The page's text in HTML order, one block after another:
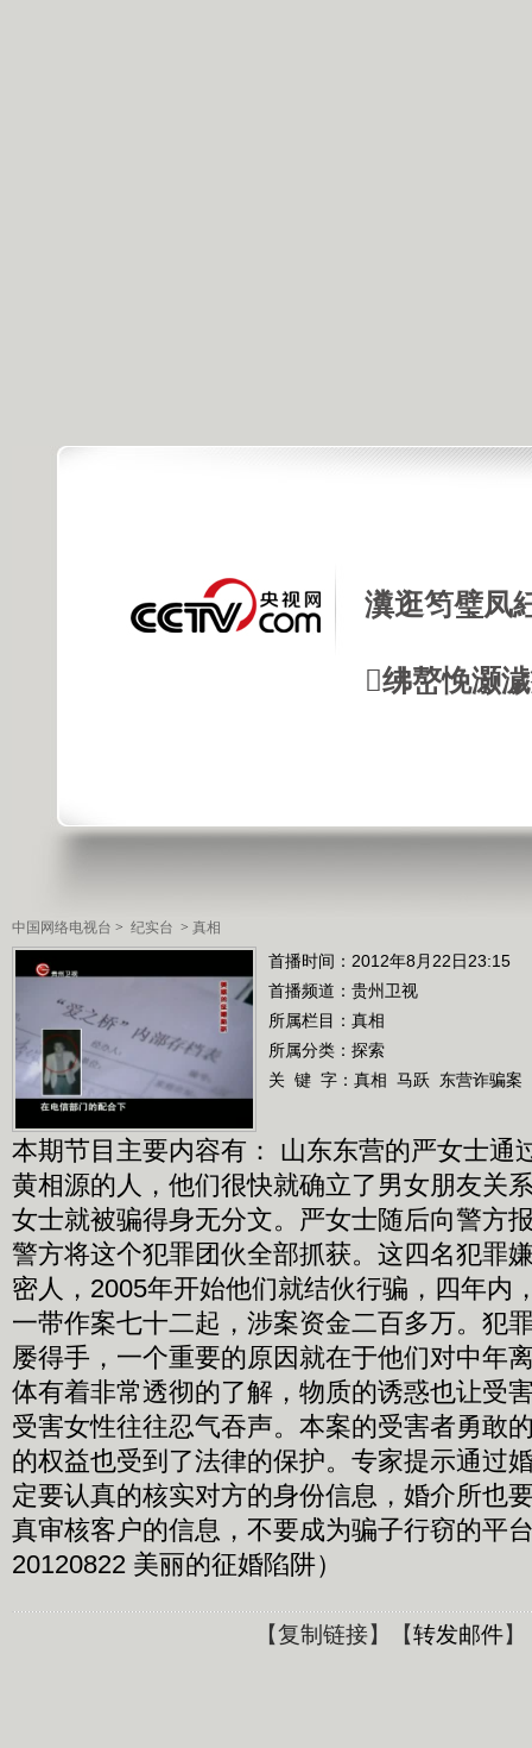
瀵逛笉璧凤
绋嶅悗灏
中国网络电视台 > 纪实台 > 真相
首播时间：2012年8月22日23:15
首播频道： 贵州卫视
所属栏目： 真相
所属分类：探索
关 键 字： 真相 马跃 东营诈骗案
本期节目主要内容有： 山东东营的严女士通
黄相源的人，他们很快就确立了男女朋友关
女士就被骗得身无分文。严女士随后向警方
警方将这个犯罪团伙全部抓获。这四名犯罪
密人，2005年开始他们就结伙行骗，四年内
一带作案七十二起，涉案资金二百多万。犯
屡得手，一个重要的原因就在于他们对中年
体有着非常透彻的了解，物质的诱惑也让受
受害女性往往忍气吞声。本案的受害者勇敢
的权益也受到了法律的保护。专家提示通过
定要认真的核实对方的身份信息，婚介所也
真审核客户的信息，不要成为骗子行窃的平
20120822 美丽的征婚陷阱）
【复制链接】【转发邮件】